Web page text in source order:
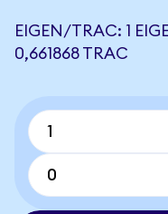
EIGEN/TRAC: 1
0,661868 TRAC